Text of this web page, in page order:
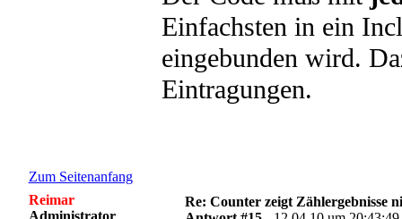
Einfachsten in ein
eingebunden wird.
Eintragungen.
Zum Seitenanfang
Reimar
Administrator
Re: Counter zeigt Zählergebnisse